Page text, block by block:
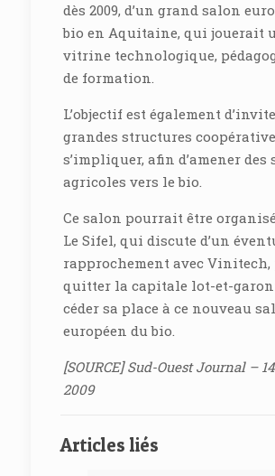
dès 2009, d’un grand salon
bio en Aquitaine, qui jouerait
vitrine technologique,
de formation.
L’objectif est également
grandes structures
s’impliquer, afin d’amener des
agricoles vers le bio.
Ce salon pourrait être
Le Sifel, qui discute d’un
rapprochement avec
quitter la capitale lot-et-
céder sa place à ce nouveau
européen du bio.
[SOURCE] Sud-Ouest Journal –
2009
Articles liés